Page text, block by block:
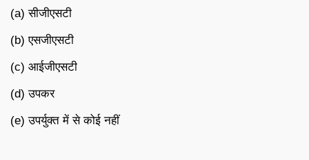
(a) सीजीएसटी
(b) एसजीएसटी
(c) आईजीएसटी
(d) उपकर
(e) उपर्युक्त में से कोई नहीं